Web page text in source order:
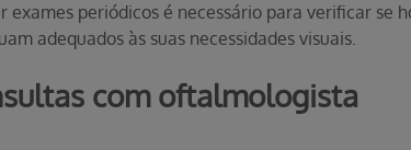
exames periódicos é necessário para verificar se
adequados às suas necessidades visuais.
com oftalmologista